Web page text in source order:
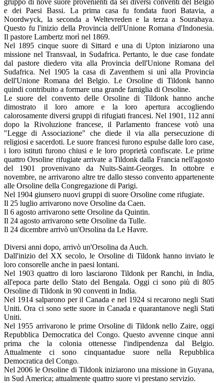
e dei Paesi Bassi. La prima casa fu fondata fuori Batavia, a
Noordwyck, la seconda a Weltevreden e la terza a Sourabaya.
Questo fu l'inizio della Provincia dell'Unione Romana d'Indonesia.
Il pastore Lambertz morì nel 1869.
Nel 1895 cinque suore di Sittard e una di Upton iniziarono una
missione nel Transvaal, in Sudafrica. Pertanto, le due case fondate
dal pastore diedero vita alla Provincia dell'Unione Romana del
Sudafrica. Nel 1905 la casa di Zaventhem si unì alla Provincia
dell'Unione Romana del Belgio. Le Orsoline di Tildonk hanno
quindi contribuito a formare una grande famiglia di Orsoline.
Le suore del convento delle Orsoline di Tildonk hanno anche
dimostrato il loro amore e la loro apertura accogliendo
calorosamente diversi gruppi di rifugiati francesi. Nel 1901, 112 anni
dopo la Rivoluzione francese, il Parlamento francese votò una
"Legge di Associazione" che diede il via alla persecuzione di
religiosi e sacerdoti. Le suore francesi furono espulse dalle loro case,
i loro istituti furono chiusi e le loro proprietà confiscate. Le prime
quattro Orsoline rifugiate arrivate a Tildonk dalla Francia nell'agosto
del 1901 provenivano da Nuits-Saint-Georges. In ottobre e
novembre, ne arrivarono altre tre dallo stesso convento appartenente
alle Orsoline della Congregazione di Parigi.
Nel 1904 giunsero nuovi gruppi di suore Orsoline come rifugiate.
Il 25 luglio arrivarono nove Orsoline da Caen.
Il 6 agosto arrivarono sette Orsoline da Quintin.
Il 24 agosto arrivarono sette Orsoline da Tulle.
Il 24 dicembre arrivò un'Orsolina da Le Havre.
Diversi anni dopo, arrivò un'Orsolina da Auch.
Dall'inizio del XX secolo, le Orsoline di Tildonk hanno inviato le
loro consorelle anche in paesi lontani.
Nel 1903 quattro di loro lasciarono Tildonk per Ranchi, in India,
all'epoca parte dello Stato del Bengala. Oggi ci sono più di 805
Orsoline di Tildonk in 90 conventi in India.
Nel 1914 salparono per il Canada e nel 1924 si recarono negli Stati
Uniti. Ora ci sono sette suore in Canada e quarantanove negli Stati
Uniti.
Nel 1955 arrivarono le prime Orsoline di Tildonk nello Zaire, oggi
Repubblica Democratica del Congo. Questo avvenne cinque anni
prima che la colonia ottenesse l'indipendenza dal Belgio.
Attualmente ci sono cinquantadue suore nella Repubblica
Democratica del Congo.
Nel 2006 le Orsoline di Tildonk iniziarono una missione in Guyana,
in Sud America; attualmente quattro suore vi prestano servizio.